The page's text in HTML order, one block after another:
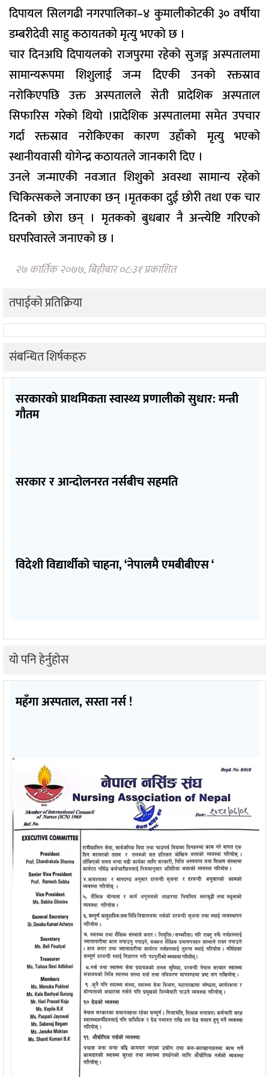
दिपायल सिलगढी नगरपालिका–४ कुमालीकोटकी ३० वर्षीया
डम्बरीदेवी साहु कठायतको मृत्यु भएको छ ।
चार दिनअघि दिपायलको राजपुरमा रहेको सुजङ्ग अस्पतालमा
सामान्यरूपमा शिशुलाई जन्म दिएकी उनको रक्तस्राव
नरोकिएपछि उक्त अस्पतालले सेती प्रादेशिक अस्पताल
सिफारिस गरेको थियो ।प्रादेशिक अस्पतालमा समेत उपचार
गर्दा रक्तस्राव नरोकिएका कारण उहाँको मृत्यु भएको
स्थानीयवासी योगेन्द्र कठायतले जानकारी दिए ।
उनले जन्माएकी नवजात शिशुको अवस्था सामान्य रहेको
चिकित्सकले जनाएका छन् ।मृतकका दुई छोरी तथा एक चार
दिनको छोरा छन् । मृतकको बुधबार नै अन्त्येष्टि गरिएको
घरपरिवारले जनाएको छ ।
२७ कार्तिक २०७७, बिहीबार ०८:३१ प्रकाशित
तपाईको प्रतिक्रिया
संबन्धित शिर्षकहरु
सरकारको प्राथमिकता स्वास्थ्य प्रणालीको सुधार: मन्त्री
गौतम
सरकार र आन्दोलनरत नर्सबीच सहमति
विदेशी विद्यार्थीको चाहना, ‘नेपालमै एमबीबीएस ‘
यो पनि हेर्नुहोस
महँगा अस्पताल, सस्ता नर्स !